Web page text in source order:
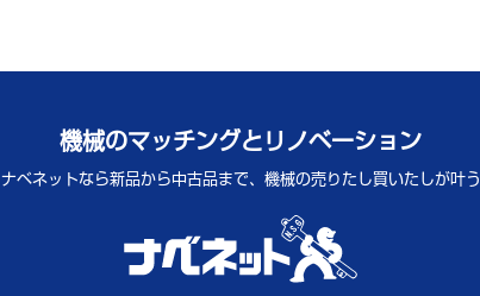
機械のマッチングとリノベーション
ナベネットなら新品から中古品まで、 機械の売りたし買いたしが叶う